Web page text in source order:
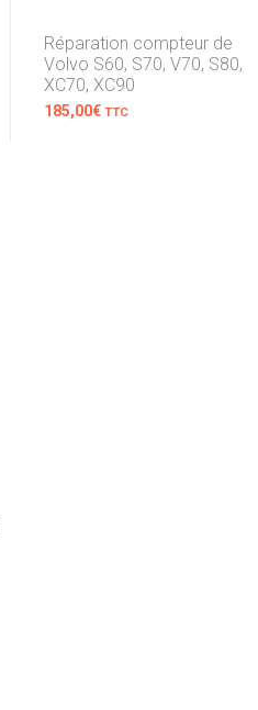
Réparation compteur de
Volvo S60, S70, V70, S80,
XC70, XC90
185,00€ TTC